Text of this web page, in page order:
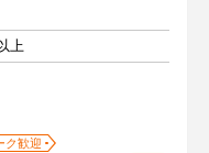
上
ク歓迎